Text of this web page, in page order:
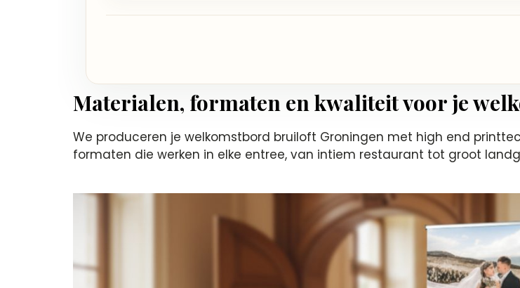
Materialen, formaten en kwaliteit voor je
We produceren je welkomstbord bruiloft Groningen met high end
formaten die werken in elke entree, van intiem restaurant tot groot